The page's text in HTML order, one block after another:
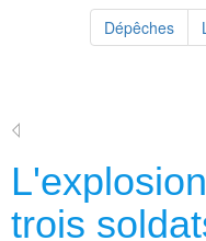
Dépêches
trois